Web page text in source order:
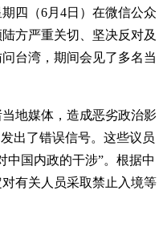
四（6月4日）在微信公众
方严重关切、坚决反对及
台湾，期间会见了多名当
地媒体，造成恶劣政治影
出了错误信号。这些议员
中国内政的干涉”。根据中
有关人员采取禁止入境等